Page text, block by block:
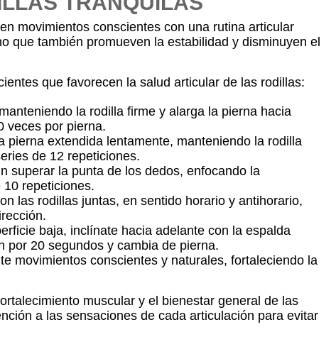
movimientos conscientes con una rutina articular
que también promueven la estabilidad y disminuyen el
que favorecen la salud articular de las rodillas:
la rodilla firme y alarga la pierna hacia
veces por pierna.
extendida lentamente, manteniendo la rodilla
de 12 repeticiones.
superar la punta de los dedos, enfocando la
repeticiones.
las rodillas juntas, en sentido horario y antihorario,
baja, inclínate hacia adelante con la espalda
por 20 segundos y cambia de pierna.
movimientos conscientes y naturales, fortaleciendo la
muscular y el bienestar general de las
a las sensaciones de cada articulación para evitar